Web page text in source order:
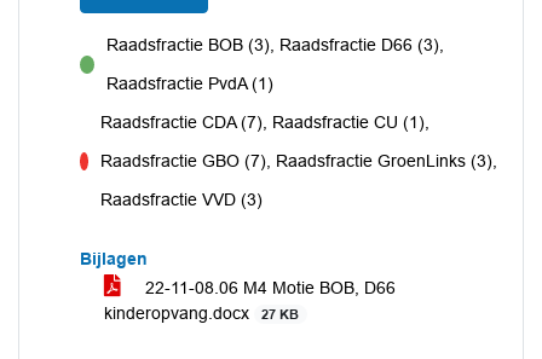
voor
Raadsfractie BOB (3), Raadsfractie D66 (3),
Raadsfractie PvdA (1)
Raadsfractie CDA (7), Raadsfractie CU (1),
Raadsfractie GBO (7), Raadsfractie GroenLinks (3),
Raadsfractie VVD (3)
Bijlagen
22-11-08.06 M4 Motie BOB, D66
kinderopvang.docx
27 KB